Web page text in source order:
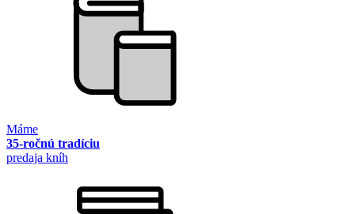
Máme
35-ročnú tradíciu
predaja kníh